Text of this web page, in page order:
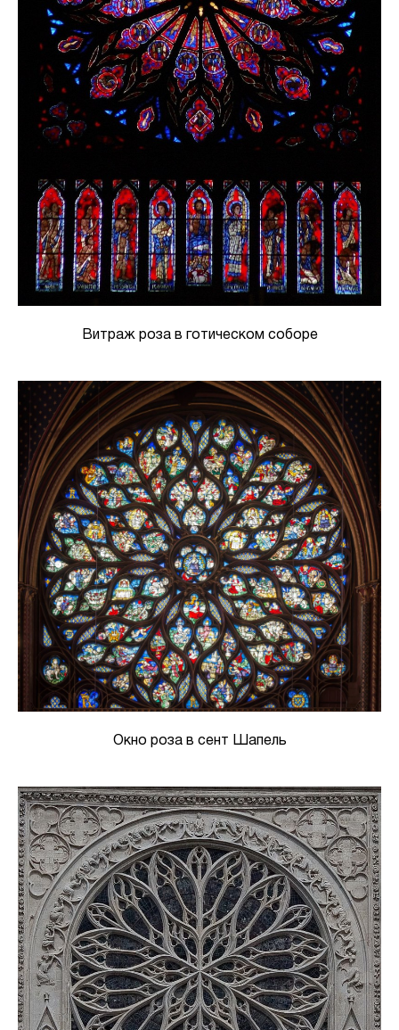
Витраж роза в готическом соборе
Окно роза в сент Шапель